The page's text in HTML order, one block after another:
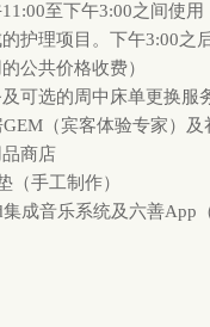
至下午3:00之间使用
护理项目。下午3:00之
公共价格收费）
可选的周中床单更换服
（宾客体验专家）及
商店
（手工制作）
集成音乐系统及六善App